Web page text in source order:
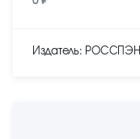
Издатель: РОССПЭН